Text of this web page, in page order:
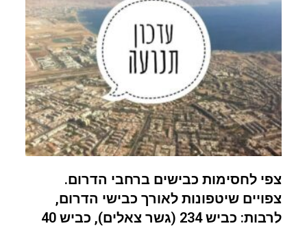
צפי לחסימות כבישים ברחבי הדרום.
צפויים שיטפונות לאורך כבישי הדרום,
לרבות: כביש 234 (גשר צאלים), כביש 40